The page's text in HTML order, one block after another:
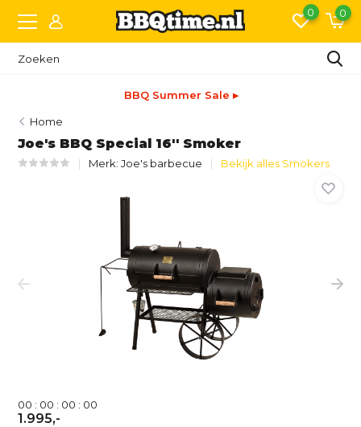
0 0
BBQ Summer Sale ▸
Home
Joe's BBQ Special 16'' Smoker
Merk:Joe's barbecue Bekijk alles Smokers
00 : 00 : 00 : 00
1.995,-